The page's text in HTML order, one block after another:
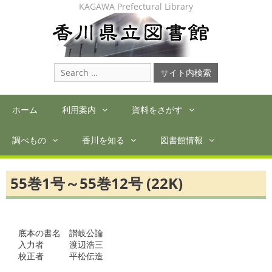
KAGAWA Prefectural Library
Search
for:
ホーム 利用案内 資料をさがす
調べもの 香川を知る 図書館情報
55巻1号～55巻12号 (22K)
底本の書名　讃岐公論
入力者　　　渡辺浩三
校正者　　　平松伝造